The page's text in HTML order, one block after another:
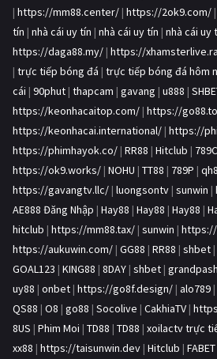
| https://mm88.center/ | https://2ok9.com/ |
tín | nhà cái uy tín | nhà cái uy tín | nhà cái uy
https://daga88.my/ | https://
| trực tiếp bóng đá | trực tiếp bóng đá hôm
cái | 90phut | thapcam | gavang | u888 |
https://keonhacaitop.com/ | https://
https://keonhacai.international/ | https://
https://phimhayok.co/ | RR88 | Hitclub |
https://ok9.works/ | NOHU | TT88 | 789P |
https://gavangtv.llc/ | luongsontv | sunwin |
AE888 Đăng Nhập | Hay88 | Hay88 | Hay88 |
hitclub | https://mm88.tax/ | sunwin |
https://aukuwin.com/ | GG88 | RR88 | shbet |
GOAL123 | KING88 | 8DAY | shbet |
uy88 | onbet | https://go8f.design/ | alo789 |
QS88 | O8 | go88 | Socolive | CakhiaTV |
8US | Phim Moi | TD88 | TD88 | xoilactv trực
xx88 | https://taisunwin.dev | Hitclub | FABET